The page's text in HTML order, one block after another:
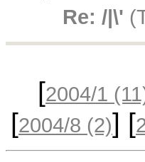
Re: /|\'
[2004/1
[2004/8 (2)] [